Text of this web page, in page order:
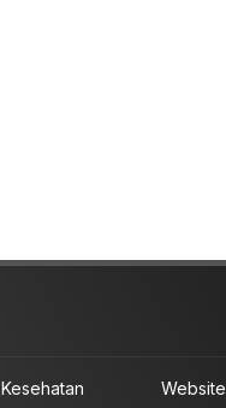
Kesehatan Website